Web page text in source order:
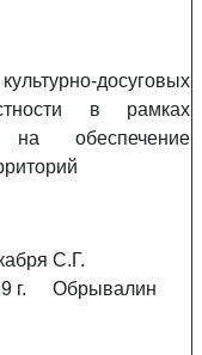
досуговых
в рамках
на обеспечение
г.
С.Г.
Обрывалин